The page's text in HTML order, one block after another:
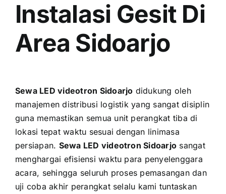
Instalasi Gesit Di
Area Sidoarjo
Sewa LED videotron Sidoarjo didukung oleh
manajemen distribusi logistik yang sangat disiplin
guna memastikan semua unit perangkat tiba di
lokasi tepat waktu sesuai dengan linimasa
persiapan. Sewa LED videotron Sidoarjo sangat
menghargai efisiensi waktu para penyelenggara
acara, sehingga seluruh proses pemasangan dan
uji coba akhir perangkat selalu kami tuntaskan